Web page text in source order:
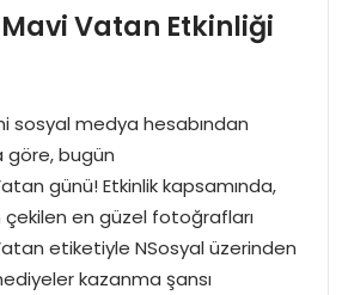
Mavi Vatan Etkinliği
sosyal medya hesabından
göre, bugün
günü! Etkinlik kapsamında,
en güzel fotoğrafları
etiketiyle NSosyal üzerinden
kazanma şansı